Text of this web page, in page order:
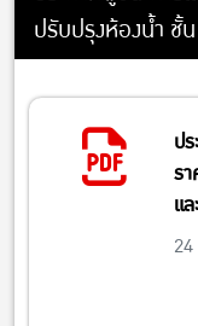
ปรับปรุงห้องน้ำ ชั้
ป
ร
แ